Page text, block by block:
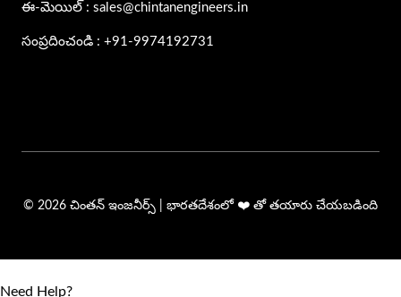
ఈ-మెయిల్ : sales@chintanengineers.in
సంప్రదించండి : +91-9974192731
© 2026 చింతన్ ఇంజనీర్స్ | భారతదేశంలో ❤️ తో తయారు చేయబడింది
Need Help?